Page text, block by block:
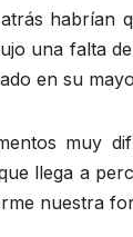
habrían
una falta
en su
muy
llega a
nuestra